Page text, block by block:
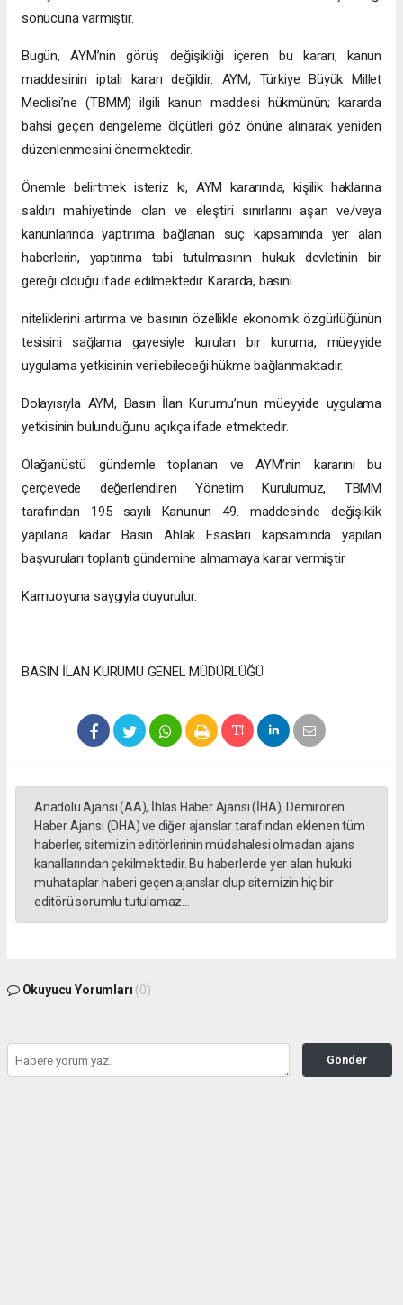
sonucuna varmıştır.
Bugün, AYM’nin görüş değişikliği içeren bu kararı, kanun
maddesinin iptali kararı değildir. AYM, Türkiye Büyük Millet
Meclisi’ne (TBMM) ilgili kanun maddesi hükmünün; kararda
bahsi geçen dengeleme ölçütleri göz önüne alınarak yeniden
düzenlenmesini önermektedir.
Önemle belirtmek isteriz ki, AYM kararında, kişilik haklarına
saldırı mahiyetinde olan ve eleştiri sınırlarını aşan ve/veya
kanunlarında yaptırıma bağlanan suç kapsamında yer alan
haberlerin, yaptırıma tabi tutulmasının hukuk devletinin bir
gereği olduğu ifade edilmektedir. Kararda, basını
niteliklerini artırma ve basının özellikle ekonomik özgürlüğünün
tesisini sağlama gayesiyle kurulan bir kuruma, müeyyide
uygulama yetkisinin verilebileceği hükme bağlanmaktadır.
Dolayısıyla AYM, Basın İlan Kurumu’nun müeyyide uygulama
yetkisinin bulunduğunu açıkça ifade etmektedir.
Olağanüstü gündemle toplanan ve AYM’nin kararını bu
çerçevede değerlendiren Yönetim Kurulumuz, TBMM
tarafından 195 sayılı Kanunun 49. maddesinde değişiklik
yapılana kadar Basın Ahlak Esasları kapsamında yapılan
başvuruları toplantı gündemine almamaya karar vermiştir.
Kamuoyuna saygıyla duyurulur.
BASIN İLAN KURUMU GENEL MÜDÜRLÜĞÜ
Anadolu Ajansı (AA), İhlas Haber Ajansı (İHA), Demirören
Haber Ajansı (DHA) ve diğer ajanslar tarafından eklenen tüm
haberler, sitemizin editörlerinin müdahalesi olmadan ajans
kanallarından çekilmektedir. Bu haberlerde yer alan hukuki
muhataplar haberi geçen ajanslar olup sitemizin hiç bir
editörü sorumlu tutulamaz...
Okuyucu Yorumları (0)
Gönder